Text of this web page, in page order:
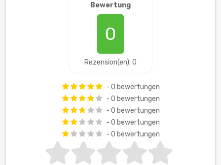
Bewertung
0
Rezension(en): 0
- 0 bewertungen
- 0 bewertungen
- 0 bewertungen
- 0 bewertungen
- 0 bewertungen